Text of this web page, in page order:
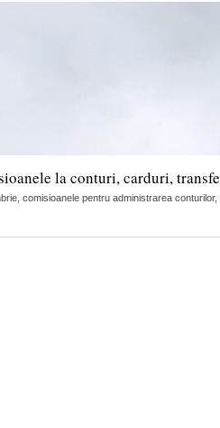
la conturi, carduri,
comisioanele pentru administrarea